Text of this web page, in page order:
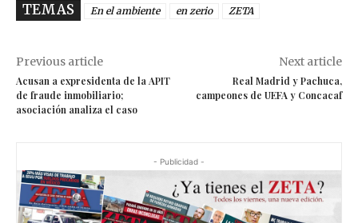
TEMAS En el ambiente en zerio ZETA
Previous article
Acusan a expresidenta de la APIT
de fraude inmobiliario;
asociación analiza el caso
Next article
Real Madrid y Pachuca,
campeones de UEFA y Concacaf
- Publicidad -